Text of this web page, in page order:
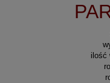
ilość